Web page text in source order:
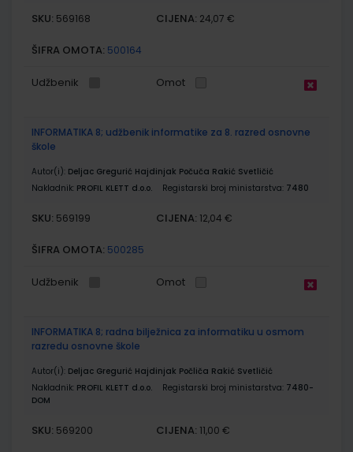
SKU: 569168 CIJENA: 24,07 €
ŠIFRA OMOTA: 500164
Udžbenik Omot
INFORMATIKA 8; udžbenik informatike za 8. razred osnovne
škole
Autor(i): Deljac Gregurić Hajdinjak Počuča Rakić Svetličić
Nakladnik: PROFIL KLETT d.o.o. Registarski broj ministarstva: 7480
SKU: 569199 CIJENA: 12,04 €
ŠIFRA OMOTA: 500285
Udžbenik Omot
INFORMATIKA 8; radna bilježnica za informatiku u osmom
razredu osnovne škole
Autor(i): Deljac Gregurić Hajdinjak Počliča Rakić Svetličić
Nakladnik: PROFIL KLETT d.o.o. Registarski broj ministarstva: 7480-
DOM
SKU: 569200 CIJENA: 11,00 €